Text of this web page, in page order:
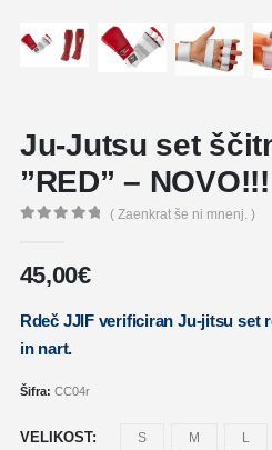
Ju-Jutsu set
”RED” – NOVO!!!
( Zaenkrat še ni mnenj. )
45,00€
Rdeč JJIF verificiran Ju-jitsu set
in nart.
Šifra: CC04r
VELIKOST S M L